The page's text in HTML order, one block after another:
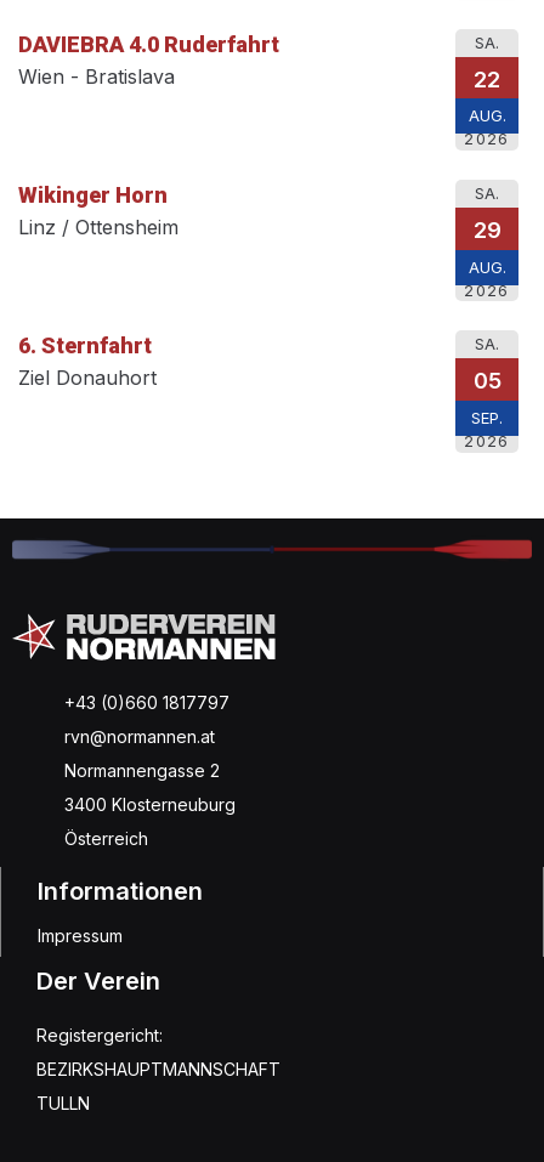
SA.
22
AUG.
2026
DAVIEBRA 4.0 Ruderfahrt
Wien - Bratislava
SA.
29
AUG.
2026
Wikinger Horn
Linz / Ottensheim
SA.
05
SEP.
2026
6. Sternfahrt
Ziel Donauhort
+43 (0)660 1817797
rvn@normannen.at
Normannengasse 2
3400 Klosterneuburg
Österreich
Informationen
Impressum
Der Verein
Registergericht:
BEZIRKSHAUPTMANNSCHAFT
TULLN